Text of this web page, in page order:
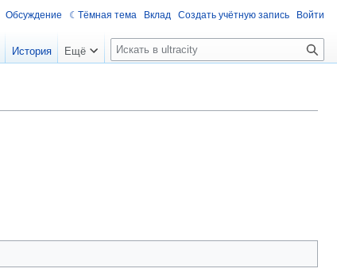
Обсуждение Тёмная тема Вклад Создать учётную запись Войти
История Ещё
П
о
к